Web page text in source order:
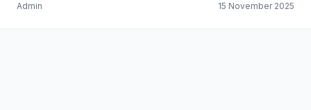
Admin 15 November 2025